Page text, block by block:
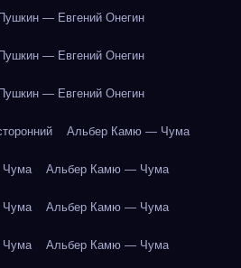
— Евгений Онегин
— Евгений Онегин
— Евгений Онегин
Альбер Камю — Чума
Альбер Камю — Чума
Альбер Камю — Чума
Альбер Камю — Чума